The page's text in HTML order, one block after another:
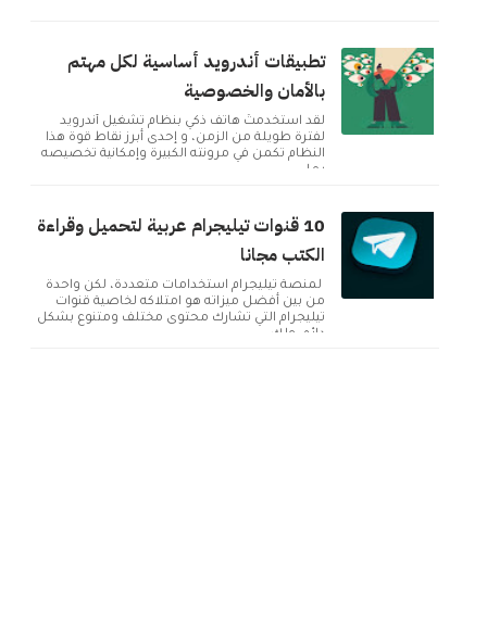
تطبيقات أندرويد أساسية لكل مهتم
بالأمان والخصوصية
لقد استخدمتُ هاتف ذكي بنظام تشغيل أندرويد
لفترة طويلة من الزمن، و إحدى أبرز نقاط قوة هذا
النظام تكمن في مرونته الكبيرة وإمكانية تخصيصه
بما ...
10 قنوات تيليجرام عربية لتحميل وقراءة
الكتب مجانا
لمنصة تيليجرام استخدامات متعددة، لكن واحدة
من بين أفضل ميزاته هو امتلاكه لخاصية قنوات
تيليجرام التي تشارك محتوى مختلف ومتنوع بشكل
دائم. ولك...